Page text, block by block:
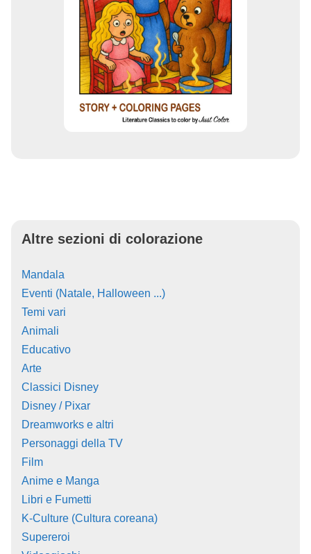
Altre sezioni di colorazione
Mandala
Eventi (Natale, Halloween ...)
Temi vari
Animali
Educativo
Arte
Classici Disney
Disney / Pixar
Dreamworks e altri
Personaggi della TV
Film
Anime e Manga
Libri e Fumetti
K-Culture (Cultura coreana)
Supereroi